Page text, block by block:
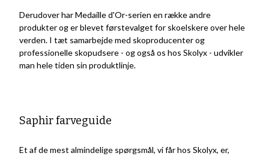
Derudover har Medaille d'Or-serien en række andre
produkter og er blevet førstevalget for skoelskere over hele
verden. I tæt samarbejde med skoproducenter og
professionelle skopudsere - og også os hos Skolyx - udvikler
man hele tiden sin produktlinje.
Saphir farveguide
Et af de mest almindelige spørgsmål, vi får hos Skolyx, er,